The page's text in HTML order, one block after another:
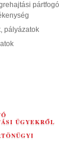
pártfogó
pályázatok
ÜGYEKRŐL